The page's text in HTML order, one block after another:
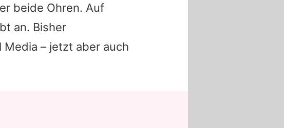
beide Ohren. Auf
an. Bisher
– jetzt aber auch